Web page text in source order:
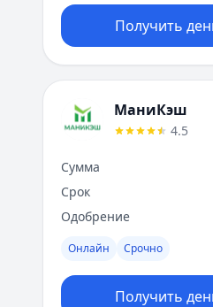
Получить
МаниКэш
4.5
Сумма
Срок
Одобрение
Онлайн Срочно
Получить